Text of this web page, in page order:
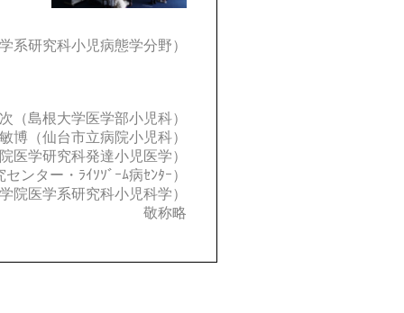
研究科小児病態学分野）
島根大学医学部小児科）
（仙台市立病院小児科）
学研究科発達小児医学）
ンター・ﾗｲｿｿﾞｰﾑ病ｾﾝﾀｰ）
医学系研究科小児科学）
敬称略